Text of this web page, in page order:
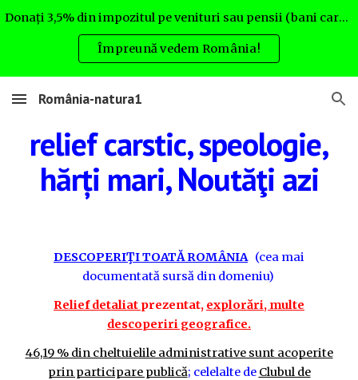
Skip to main content
Donați 3,5% din impozitul pe venituri sau pensii (bani care altfel nu rămân la Dvs.) pentru România natura. Uite cum:
Împreună vedem România!
România-natura1
relief carstic, speologie,
hărți mari,Noutăţi azi
DESCOPERIŢI TOATĂ ROMÂNIA (cea mai
documentată sursă din domeniu)
Relief detaliat prezentat, explorări, multe
descoperiri geografice.
46,19 % din cheltuielile administrative sunt acoperite
prin participare publică; celelalte de Clubul de